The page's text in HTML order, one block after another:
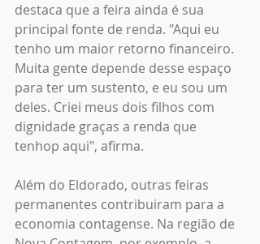
destaca que a feira ainda é sua
principal fonte de renda. "Aqui eu
tenho um maior retorno financeiro.
Muita gente depende desse espaço
para ter um sustento, e eu sou um
deles. Criei meus dois filhos com
dignidade graças a renda que
tenhop aqui", afirma.
Além do Eldorado, outras feiras
permanentes contribuiram para a
economia contagense. Na região de